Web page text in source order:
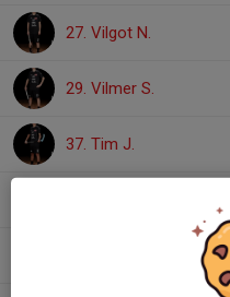
27. Vilgot N.
29. Vilmer S.
37. Tim J.